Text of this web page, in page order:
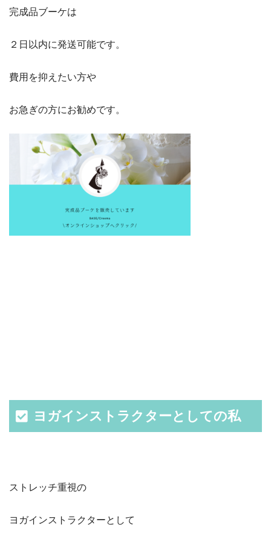
完成品ブーケは
２日以内に発送可能です。
費用を抑えたい方や
お急ぎの方にお勧めです。
ヨガインストラクターとしての私
ストレッチ重視の
ヨガインストラクターとして